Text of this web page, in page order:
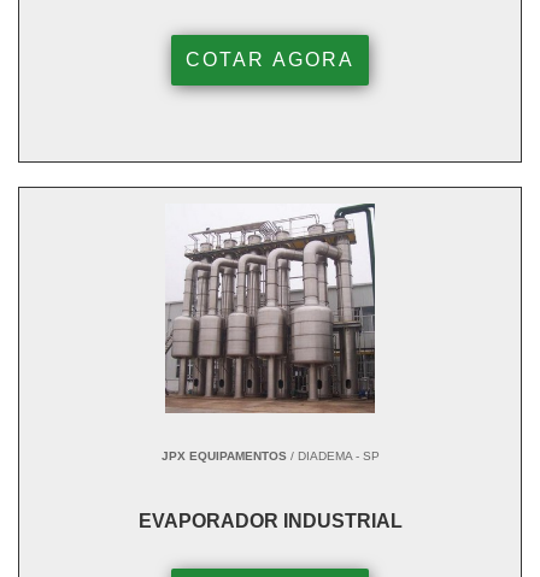
COTAR AGORA
JPX EQUIPAMENTOS/ DIADEMA - SP
EVAPORADOR INDUSTRIAL